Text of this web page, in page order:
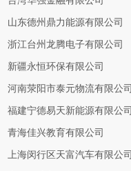
山东德州鼎力能源有限公司
浙江台州龙腾电子有限公司
新疆永恒环保有限公司
河南荥阳市泰元物流有限公司
福建宁德易天新能源有限公司
青海佳兴教育有限公司
上海闵行区天富汽车有限公司